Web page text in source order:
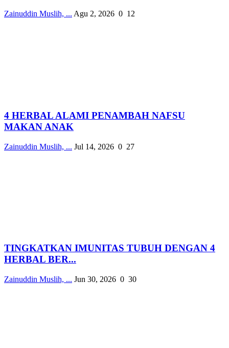
Zainuddin Muslih, ... Agu 2, 2026 0 12
4 HERBAL ALAMI PENAMBAH NAFSU
MAKAN ANAK
Zainuddin Muslih, ... Jul 14, 2026 0 27
TINGKATKAN IMUNITAS TUBUH DENGAN 4
HERBAL BER...
Zainuddin Muslih, ... Jun 30, 2026 0 30